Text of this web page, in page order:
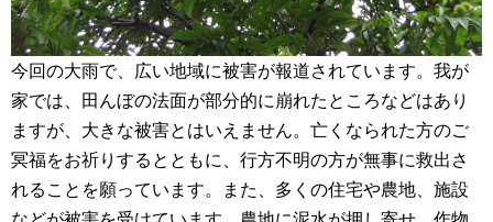
今回の大雨で、広い地域に被害が報道されています。我が
家では、田んぼの法面が部分的に崩れたところなどはあり
ますが、大きな被害とはいえません。亡くなられた方のご
冥福をお祈りするとともに、行方不明の方が無事に救出さ
れることを願っています。また、多くの住宅や農地、施設